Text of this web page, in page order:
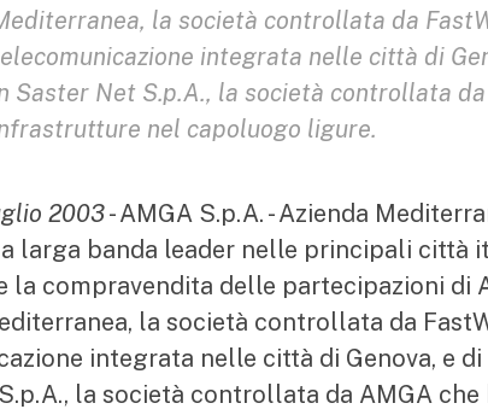
la società controllata da
integrata nelle città di
Saster Net S.p.A., la società controllata
nel capoluogo ligure.
2003- AMGA S.p.A. - Azienda
larga banda leader nelle principali città
la compravendita delle partecipazioni di
la società controllata da
integrata nelle città di Genova, e
la società controllata da AMGA